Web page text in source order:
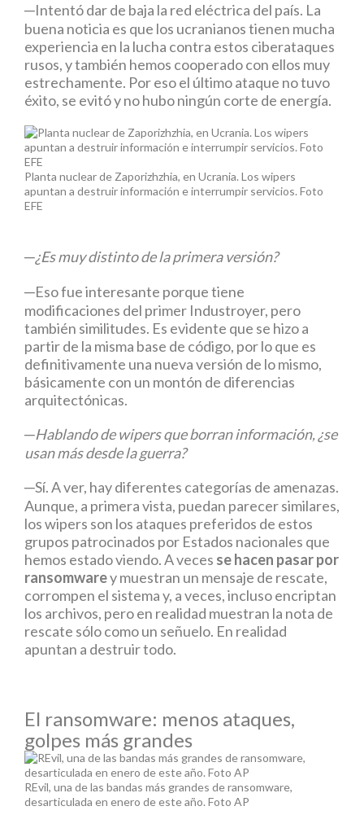
─Intentó dar de baja la red eléctrica del país. La
buena noticia es que los ucranianos tienen mucha
experiencia en la lucha contra estos ciberataques
rusos, y también hemos cooperado con ellos muy
estrechamente. Por eso el último ataque no tuvo
éxito, se evitó y no hubo ningún corte de energía.
Planta nuclear de Zaporizhzhia, en Ucrania. Los wipers
apuntan a destruir información e interrumpir servicios. Foto
EFE
─¿Es muy distinto de la primera versión?
─Eso fue interesante porque tiene
modificaciones del primer Industroyer, pero
también similitudes. Es evidente que se hizo a
partir de la misma base de código, por lo que es
definitivamente una nueva versión de lo mismo,
básicamente con un montón de diferencias
arquitectónicas.
─Hablando de wipers que borran información, ¿se
usan más desde la guerra?
─Sí. A ver, hay diferentes categorías de amenazas.
Aunque, a primera vista, puedan parecer similares,
los wipers son los ataques preferidos de estos
grupos patrocinados por Estados nacionales que
hemos estado viendo. A veces se hacen pasar por
ransomwarey muestran un mensaje de rescate,
corrompen el sistema y, a veces, incluso encriptan
los archivos, pero en realidad muestran la nota de
rescate sólo como un señuelo. En realidad
apuntan a destruir todo.
El ransomware: menos ataques,
golpes más grandes
REvil, una de las bandas más grandes de ransomware,
desarticulada en enero de este año. Foto AP